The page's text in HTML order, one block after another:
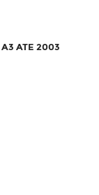
ATE 2003